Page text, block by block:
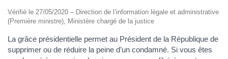
Vérifié le 27/05/2020 – Direction de l’information légale et administrative
(Première ministre), Ministère chargé de la justice
La grâce présidentielle permet au Président de la République de
supprimer ou de réduire la peine d’un condamné. Si vous êtes